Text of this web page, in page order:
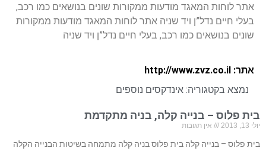
אתר לוחות המאגד מודעות ממקורות שונים בנושאים כמו רכב,
בעלי חיים נדל”ן ויד שניה אתר לוחות המאגד מודעות ממקורות
שונים בנושאים כמו רכב, בעלי חיים נדל”ן ויד שניה
אתר: http://www.zvz.co.il
נמצא בקטגוריה: אינדקסים נוספים
בית פלוס – בנייה קלה, בניה מתקדמת
יולי 13, 2013 אין תגובות
בית פלוס – בנייה קלה בית פלוס בניה קלה מתמחה בשיטות הבנייה הקלה